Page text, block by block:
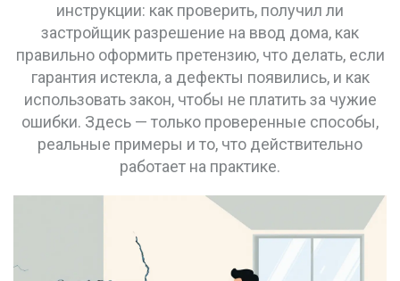
инструкции: как проверить, получил ли
застройщик разрешение на ввод дома, как
правильно оформить претензию, что делать, если
гарантия истекла, а дефекты появились, и как
использовать закон, чтобы не платить за чужие
ошибки. Здесь — только проверенные способы,
реальные примеры и то, что действительно
работает на практике.